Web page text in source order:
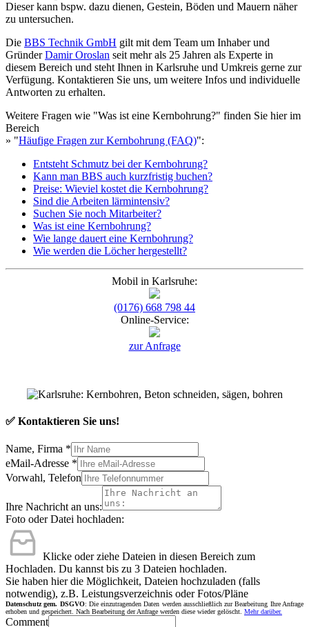
Dieser kann bspw. dazu dienen, Gestein, Böden und Mauern näher
zu untersuchen.
Die BBS Technik GmbH gilt mit dem Team um Inhaber und
GründerDamir Oroslan seit mehr als 25 Jahren als Experte in
diesem Bereich und steht Ihnen in Karlsruhe und Umkreis gerne zur
Verfügung. Kontaktieren Sie uns, um weitere Infos und individuelle
Antworten zu erhalten.
Weitere Fragen wie "Was ist eine Kernbohrung?" finden Sie hier im
Bereich
» "Häufige Fragen zur Kernbohrung (FAQ)":
Entsteht Schmutz bei der Kernbohrung?
Kann man BBS auch kurzfristig buchen?
Preise: Wieviel kostet die Kernbohrung?
Sind die Arbeiten lärmintensiv?
Suchen Sie noch Mitarbeiter?
Was ist eine Kernbohrung?
Wie lange dauert eine Kernbohrung?
Wie werden die Löcher hergestellt?
Mobil in Karlsruhe:
(0176) 668 798 44
Online-Service:
zur Anfrage
✅ Kontaktieren Sie uns!
Name, Firma *
eMail-Adresse *
Vorwahl, Telefon
Ihre Nachricht an uns:
Foto oder Datei hochladen:
Klicke oder ziehe Dateien in diesen Bereich zum
Hochladen. Du kannst bis zu 3 Dateien hochladen.
Sie haben hier die Möglichkeit, Dateien hochzuladen (falls
notwendig), z.B. Leistungsverzeichnis oder Fotos/Pläne
Datenschutz gem. DSGVO: Die einzutragenden Daten werden ausschließlich zur Bearbeitung Ihre Anfrage
erhoben und gespeichert. Nach Bearbeitung der Anfrage werden diese wieder gelöscht. Mehr darüber.
Comment